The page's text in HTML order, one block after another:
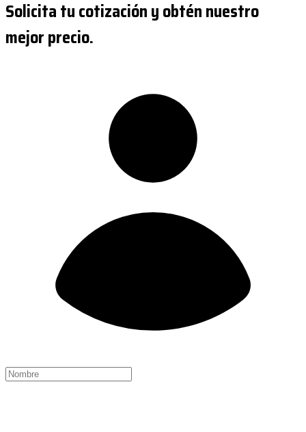
Solicita tu cotización y obtén nuestro
mejor precio.